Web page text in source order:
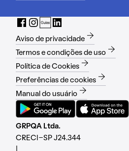
Aviso de privacidade
Termos e condições de uso
Política de Cookies
Preferências de cookies
Manual do usuário
GRPQA Ltda.
CRECI-SP J24.344